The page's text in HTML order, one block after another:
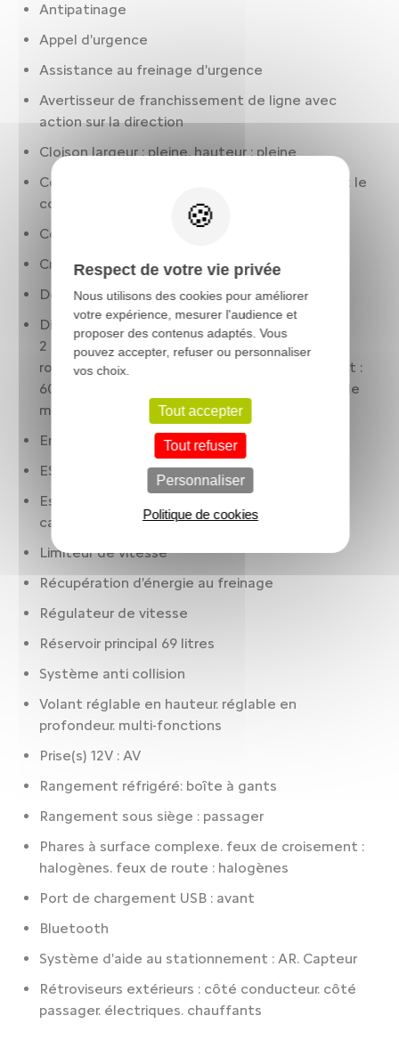
Antipatinage
Appel d'urgence
Assistance au freinage d'urgence
Avertisseur de franchissement de ligne avec
action sur la direction
Cloison largeur : pleine. hauteur : pleine
Condamnation centralisée à distance. incluant le
coffre
Contrôle des phares: allumage automatique
Crochets de retenue des bagages
Détection panneaux signalisation
Dimensions de chargement (mm) : longueur :
2 512. largeur : 1 636. largeur entre passages de
roue : 1 258. hauteur : 1 397. seuil de chargement :
608. volume de chargement (l) : 5 300. norme de
mesure : appellation constructeur
Enregistreur d'accident
ESP
Essuie-glaces à intermittence automatique. à
capteur de pluie
Limiteur de vitesse
Récupération d'énergie au freinage
Régulateur de vitesse
Réservoir principal 69 litres
Système anti collision
Volant réglable en hauteur. réglable en
profondeur. multi-fonctions
Prise(s) 12V : AV
Rangement réfrigéré: boîte à gants
Rangement sous siège : passager
Phares à surface complexe. feux de croisement :
halogènes. feux de route : halogènes
Port de chargement USB : avant
Bluetooth
Système d'aide au stationnement : AR. Capteur
Rétroviseurs extérieurs : côté conducteur. côté
passager. électriques. chauffants
Respect de votre vie privée
Nous utilisons des cookies pour améliorer
votre expérience, mesurer l'audience et
proposer des contenus adaptés. Vous
pouvez accepter, refuser ou personnaliser
vos choix.
Tout accepter
Tout refuser
Personnaliser
Politique de cookies